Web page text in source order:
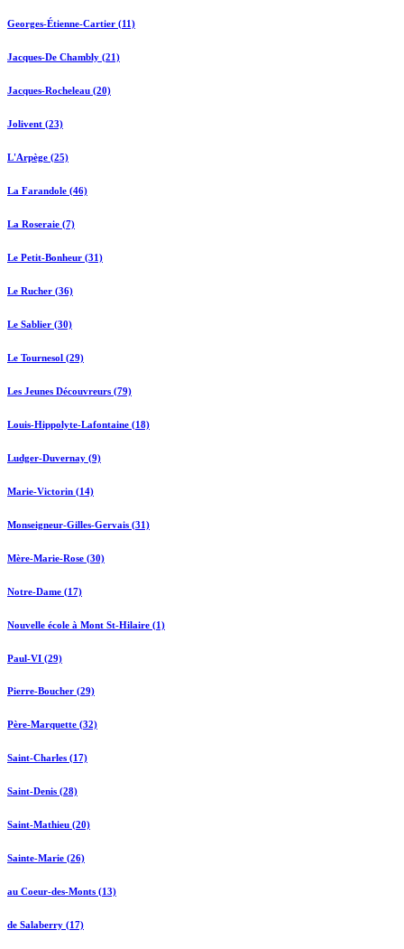
Georges-Étienne-Cartier (11)
Jacques-De Chambly (21)
Jacques-Rocheleau (20)
Jolivent (23)
L'Arpège (25)
La Farandole (46)
La Roseraie (7)
Le Petit-Bonheur (31)
Le Rucher (36)
Le Sablier (30)
Le Tournesol (29)
Les Jeunes Découvreurs (79)
Louis-Hippolyte-Lafontaine (18)
Ludger-Duvernay (9)
Marie-Victorin (14)
Monseigneur-Gilles-Gervais (31)
Mère-Marie-Rose (30)
Notre-Dame (17)
Nouvelle école à Mont St-Hilaire (1)
Paul-VI (29)
Pierre-Boucher (29)
Père-Marquette (32)
Saint-Charles (17)
Saint-Denis (28)
Saint-Mathieu (20)
Sainte-Marie (26)
au Coeur-des-Monts (13)
de Salaberry (17)